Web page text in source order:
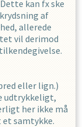
kan fx ske
af
allerede
vil derimod
eller lign.)
udtrykkeligt,
her ikke må
samtykke.